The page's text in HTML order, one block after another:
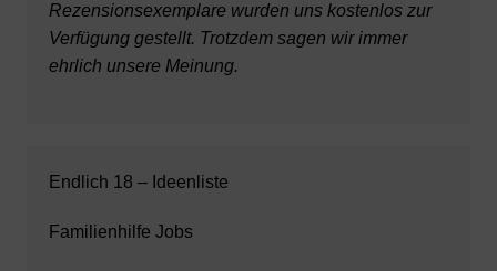
Rezensionsexemplare wurden uns kostenlos zur
Verfügung gestellt. Trotzdem sagen wir immer
ehrlich unsere Meinung.
Endlich 18 – Ideenliste
Familienhilfe Jobs